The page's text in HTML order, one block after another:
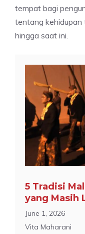
tempat bagi
tentang kehidupan
hingga saat ini.
5 Tradisi
yang Masih
June 1, 2026
Vita Maharani